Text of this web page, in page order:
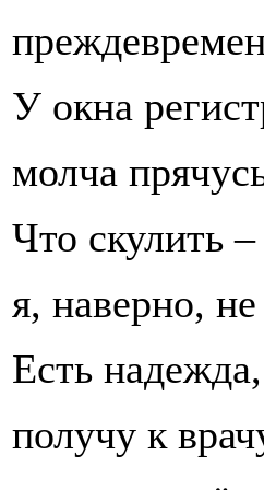
У окна
молча
Что скулить
я, наверно,
Есть
получу к